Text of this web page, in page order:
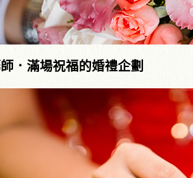
．滿場祝福的婚禮企劃